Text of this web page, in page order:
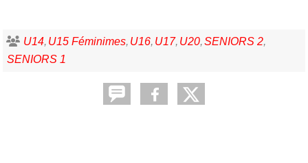
U14 U15 Féminimes U16 U17 U20 SENIORS 2
SENIORS 1